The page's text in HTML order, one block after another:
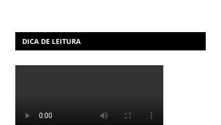
DICA DE LEITURA